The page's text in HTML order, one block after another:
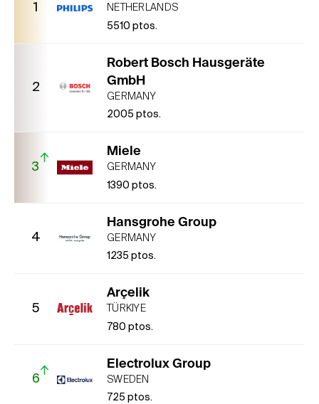
1
NETHERLANDS
5510 ptos.
2
Robert Bosch Hausgeräte
GmbH
GERMANY
2005 ptos.
3
Miele
GERMANY
1390 ptos.
4
Hansgrohe Group
GERMANY
1235 ptos.
5
Arçelik
TÜRKIYE
780 ptos.
6
Electrolux Group
SWEDEN
725 ptos.